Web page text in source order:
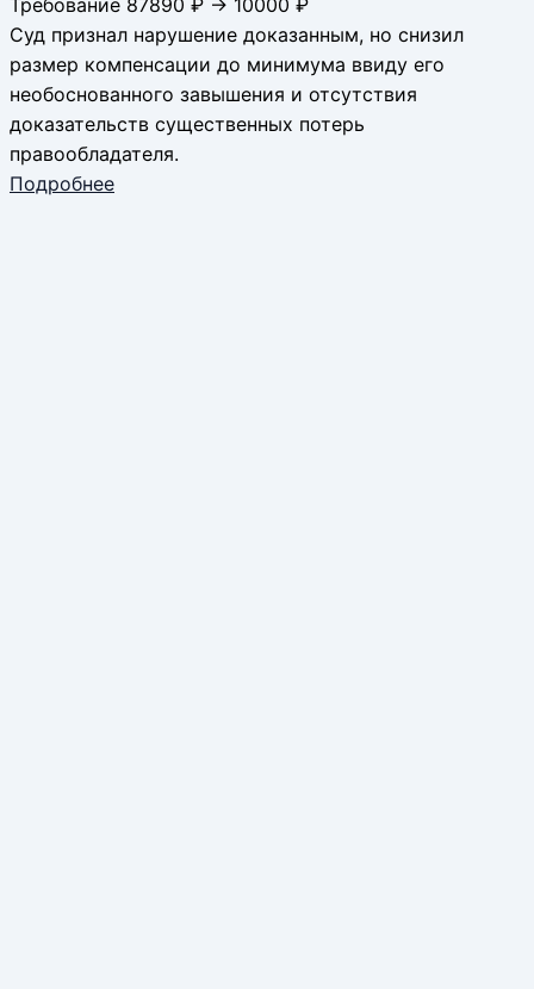
Требование 87890 ₽ → 10000 ₽
Суд признал нарушение доказанным, но снизил
размер компенсации до минимума ввиду его
необоснованного завышения и отсутствия
доказательств существенных потерь
правообладателя.
Подробнее